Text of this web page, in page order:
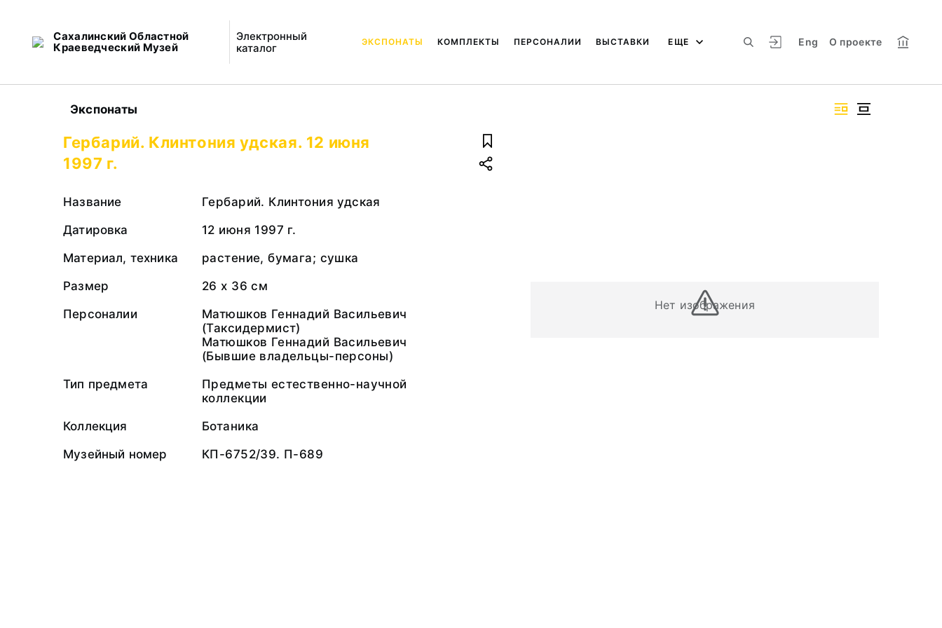
Сахалинский Областной
Краеведческий Музей
Электронный
каталог
Eng О проекте
ЭКСПОНАТЫ КОМПЛЕКТЫ ПЕРСОНАЛИИ ВЫСТАВКИ ЕЩЕ
Экспонаты
Нет изображения
Гербарий. Клинтония удская. 12 июня
1997 г.
Название
Гербарий. Клинтония удская
Датировка
12 июня 1997 г.
Материал, техника
растение, бумага; сушка
Размер
26 х 36 см
Персоналии
Матюшков Геннадий Васильевич
(Таксидермист)
Матюшков Геннадий Васильевич
(Бывшие владельцы-персоны)
Тип предмета
Предметы естественно-научной
коллекции
Коллекция
Ботаника
Музейный номер
КП-6752/39. П-689